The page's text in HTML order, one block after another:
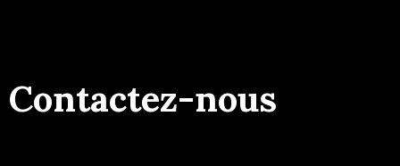
Contactez-nous